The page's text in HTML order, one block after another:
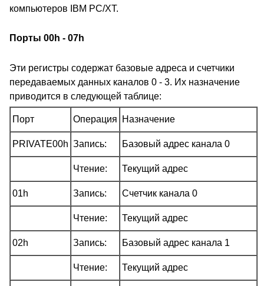
компьютеров IBM PC/XT.
Порты 00h - 07h
Эти регистры содержат базовые адреса и счетчики
передаваемых данных каналов 0 - 3. Их назначение
приводится в следующей таблице:
Порт Операция Назначение
PRIVATE00h Запись: Базовый адрес канала 0
Чтение: Текущий адрес
01h Запись: Счетчик канала 0
Чтение: Текущий адрес
02h Запись: Базовый адрес канала 1
Чтение: Текущий адрес